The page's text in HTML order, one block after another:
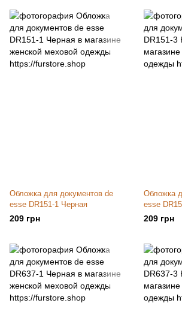
Обложка для документов de
esse DR151-1 Черная
209 грн
Обложка
esse
209 грн